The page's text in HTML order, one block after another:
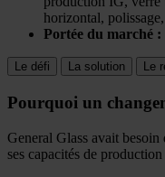
horizontal,
Portée du marché :
Le défi La solution Le
Pourquoi un
General Glass avait besoin
ses capacités de